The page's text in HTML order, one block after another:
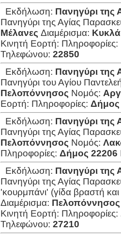
Εκδήλωση: Πανηγύρι της
Πανηγύρι της Αγίας
Μέλανες Διαμέρισμα:
Κινητή Εορτή: Πληροφορίες:
Τηλεφώνου: 22850
Εκδήλωση: Πανηγύρι της
Πανηγύρι του Αγίου
Πελοπόννησος Νομός:
Εορτή: Πληροφορίες: Δήμος
Εκδήλωση: Πανηγύρι της
Πανηγύρι της Αγίας
Πελοπόννησος Νομός:
Πληροφορίες: Δήμος 22206
Εκδήλωση: Πανηγύρι της
Πανηγύρι της Αγίας
'κουρμπάνι' (γίδα βραστή
Διαμέρισμα: Πελοπόννησος
Κινητή Εορτή: Πληροφορίες:
Τηλεφώνου: 27210